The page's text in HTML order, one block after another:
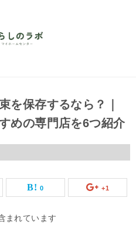
を保存するなら？｜
めの専門店を6つ紹介
0 +1
まれています